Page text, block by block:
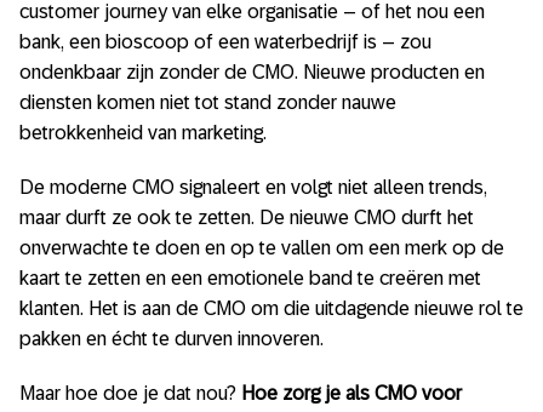
customer journey van elke organisatie – of het nou een
bank, een bioscoop of een waterbedrijf is – zou
ondenkbaar zijn zonder de CMO. Nieuwe producten en
diensten komen niet tot stand zonder nauwe
betrokkenheid van marketing.
De moderne CMO signaleert en volgt niet alleen trends,
maar durft ze ook te zetten. De nieuwe CMO durft het
onverwachte te doen en op te vallen om een merk op de
kaart te zetten en een emotionele band te creëren met
klanten. Het is aan de CMO om die uitdagende nieuwe rol te
pakken en écht te durven innoveren.
Maar hoe doe je dat nou? Hoe zorg je als CMO voor